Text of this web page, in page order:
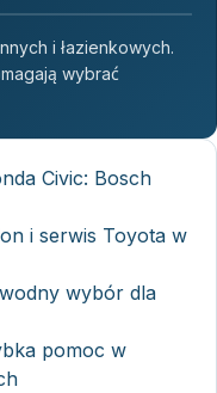
i łazienkowych.
wybrać
Civic: Bosch
i serwis Toyota w
wybór dla
pomoc w